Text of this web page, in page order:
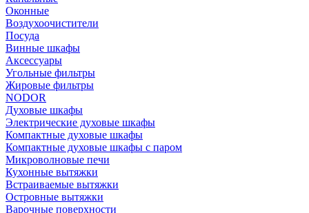
Оконные
Воздухоочистители
Посуда
Винные шкафы
Аксессуары
Угольные фильтры
Жировые фильтры
NODOR
Духовые шкафы
Электрические духовые шкафы
Компактные духовые шкафы
Компактные духовые шкафы с паром
Микроволновые печи
Кухонные вытяжки
Встраиваемые вытяжки
Островные вытяжки
Варочные поверхности